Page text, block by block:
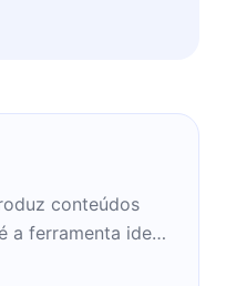
por que a guerra
conteúdos
a ferramenta ideal
rumo ao